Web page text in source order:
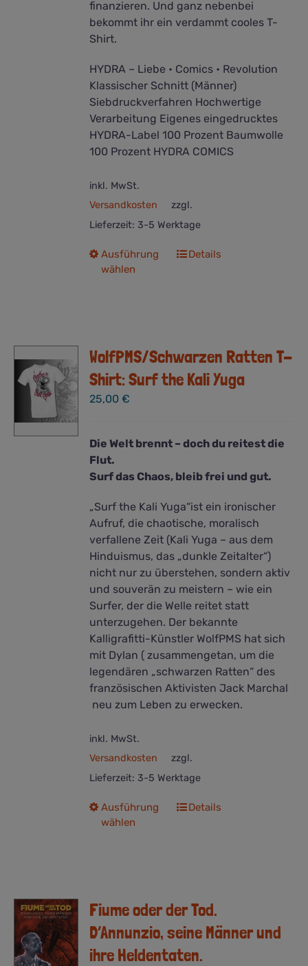
finanzieren. Und ganz nebenbei
bekommt ihr ein verdammt cooles T-
Shirt.
HYDRA – Liebe • Comics • Revolution
Klassischer Schnitt (Männer)
Siebdruckverfahren Hochwertige
Verarbeitung Eigenes eingedrucktes
HYDRA-Label 100 Prozent Baumwolle
100 Prozent HYDRA COMICS
inkl. MwSt.
zzgl.
Versandkosten
Lieferzeit: 3-5 Werktage
Ausführung
wählen
Dieses
Die
können
Details
WolfPMS/Schwarzen Ratten T-
Shirt: Surf the Kali Yuga
25,00€
Die Welt brennt – doch du reitest die
Flut.
Surf das Chaos, bleib frei und gut.
„Surf the Kali Yuga“ist ein ironischer
Aufruf, die chaotische, moralisch
verfallene Zeit (Kali Yuga – aus dem
Hinduismus, das „dunkle Zeitalter“)
nicht nur zu überstehen, sondern aktiv
und souverän zu meistern – wie ein
Surfer, der die Welle reitet statt
unterzugehen. Der bekannte
Kalligrafitti-Künstler WolfPMS hat sich
mit Dylan ( zusammengetan, um die
legendären „schwarzen Ratten“ des
französischen Aktivisten Jack Marchal
neu zum Leben zu erwecken.
inkl. MwSt.
zzgl.
Versandkosten
Lieferzeit: 3-5 Werktage
Ausführung
wählen
Dieses
Die
Optionen
können
auf
Details
Fiume oder der Tod.
D’Annunzio, seine Männer und
ihre Heldentaten.